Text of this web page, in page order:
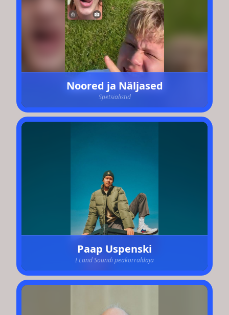
Noored ja Näljased
Spetsialistid
Paap Uspenski
I Land Soundi peakorraldaja